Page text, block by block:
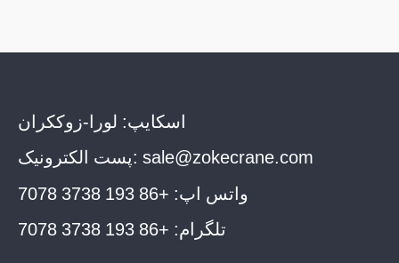
اسکایپ: لورا-زوککران
پست الکترونیک: sale@zokecrane.com
واتس اپ: +86 193 3738 7078
تلگرام: +86 193 3738 7078